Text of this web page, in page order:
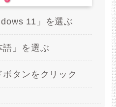
11」を選ぶ
語」を選ぶ
ボタンをクリック